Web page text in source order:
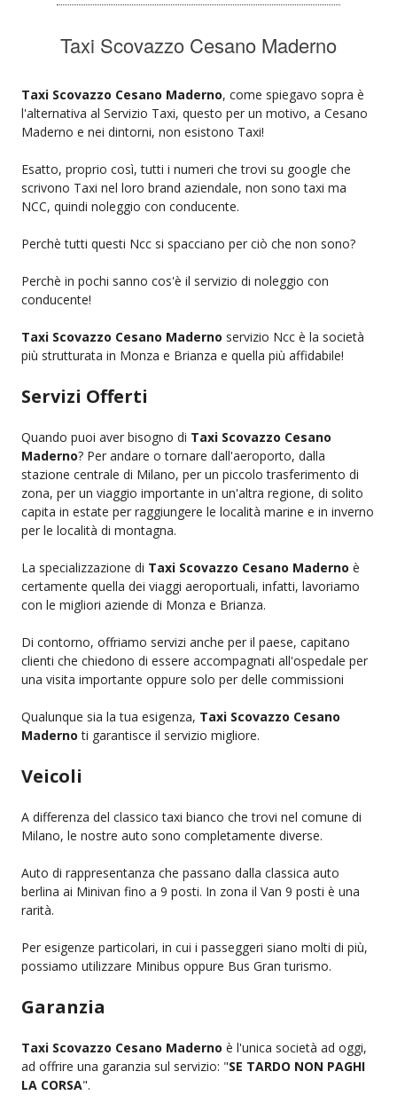
Taxi Scovazzo Cesano Maderno
Taxi Scovazzo Cesano Maderno, come spiegavo sopra è
l'alternativa al Servizio Taxi, questo per un motivo, a Cesano
Maderno e nei dintorni, non esistono Taxi!
Esatto, proprio così, tutti i numeri che trovi su google che
scrivono Taxi nel loro brand aziendale, non sono taxi ma
NCC, quindi noleggio con conducente.
Perchè tutti questi Ncc si spacciano per ciò che non sono?
Perchè in pochi sanno cos'è il servizio di noleggio con
conducente!
Taxi Scovazzo Cesano Maderno servizio Ncc è la società
più strutturata in Monza e Brianza e quella più affidabile!
Servizi Offerti
Quando puoi aver bisogno di Taxi Scovazzo Cesano
Maderno? Per andare o tornare dall'aeroporto, dalla
stazione centrale di Milano, per un piccolo trasferimento di
zona, per un viaggio importante in un'altra regione, di solito
capita in estate per raggiungere le località marine e in inverno
per le località di montagna.
La specializzazione di Taxi Scovazzo Cesano Maderno è
certamente quella dei viaggi aeroportuali, infatti, lavoriamo
con le migliori aziende di Monza e Brianza.
Di contorno, offriamo servizi anche per il paese, capitano
clienti che chiedono di essere accompagnati all'ospedale per
una visita importante oppure solo per delle commissioni
Qualunque sia la tua esigenza, Taxi Scovazzo Cesano
Maderno ti garantisce il servizio migliore.
Veicoli
A differenza del classico taxi bianco che trovi nel comune di
Milano, le nostre auto sono completamente diverse.
Auto di rappresentanza che passano dalla classica auto
berlina ai Minivan fino a 9 posti. In zona il Van 9 posti è una
rarità.
Per esigenze particolari, in cui i passeggeri siano molti di più,
possiamo utilizzare Minibus oppure Bus Gran turismo.
Garanzia
Taxi Scovazzo Cesano Maderno è l'unica società ad oggi,
ad offrire una garanzia sul servizio: "SE TARDO NON PAGHI
LA CORSA".